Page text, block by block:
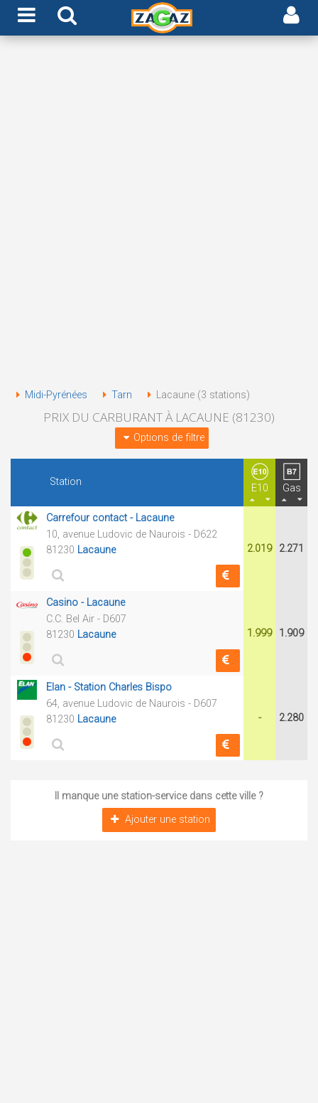
Midi-Pyrénées Tarn Lacaune (3 stations)
PRIX DU CARBURANT À LACAUNE (81230)
Options de filtre
Station
E10 Gas
Carrefour contact - Lacaune
10, avenue Ludovic de Naurois - D622
81230 Lacaune 2.019 2.271
Casino - Lacaune
C.C. Bel Air - D607
81230 Lacaune 1.999 1.909
Elan - Station Charles Bispo
64, avenue Ludovic de Naurois - D607
81230 Lacaune - 2.280
Il manque une station-service dans cette ville ?
Ajouter une station